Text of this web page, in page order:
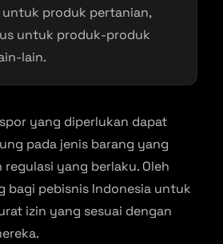
produk pertanian,
untuk produk-produk
lain.
yang diperlukan dapat
pada jenis barang yang
yang berlaku. Oleh
bagi pebisnis Indonesia untuk
izin yang sesuai dengan